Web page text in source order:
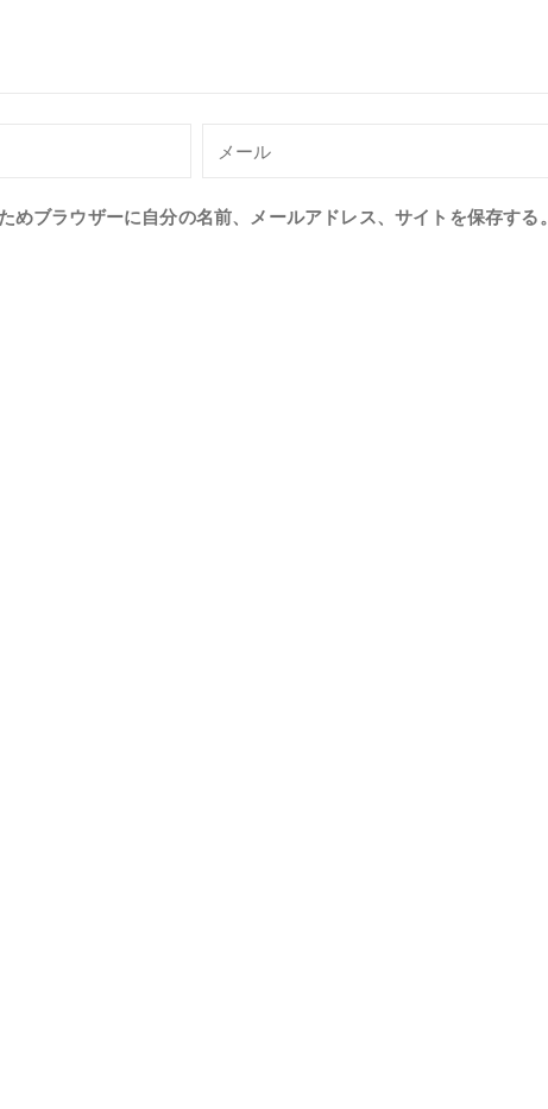
めブラウザーに自分の名前、メールアドレス、サイトを保存する。